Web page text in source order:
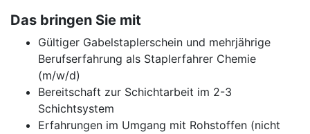
Das bringen Sie mit
Gültiger Gabelstaplerschein und mehrjährige
Berufserfahrung als Staplerfahrer Chemie
(m/w/d)
Bereitschaft zur Schichtarbeit im 2-3
Schichtsystem
Erfahrungen im Umgang mit Rohstoffen (nicht